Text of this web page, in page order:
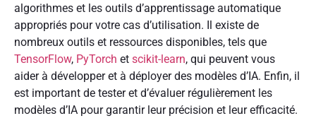
algorithmes et les outils d’apprentissage automatique
appropriés pour votre cas d’utilisation. Il existe de
nombreux outils et ressources disponibles, tels que
TensorFlow, PyTorch et scikit-learn, qui peuvent vous
aider à développer et à déployer des modèles d’IA. Enfin, il
est important de tester et d’évaluer régulièrement les
modèles d’IA pour garantir leur précision et leur efficacité.